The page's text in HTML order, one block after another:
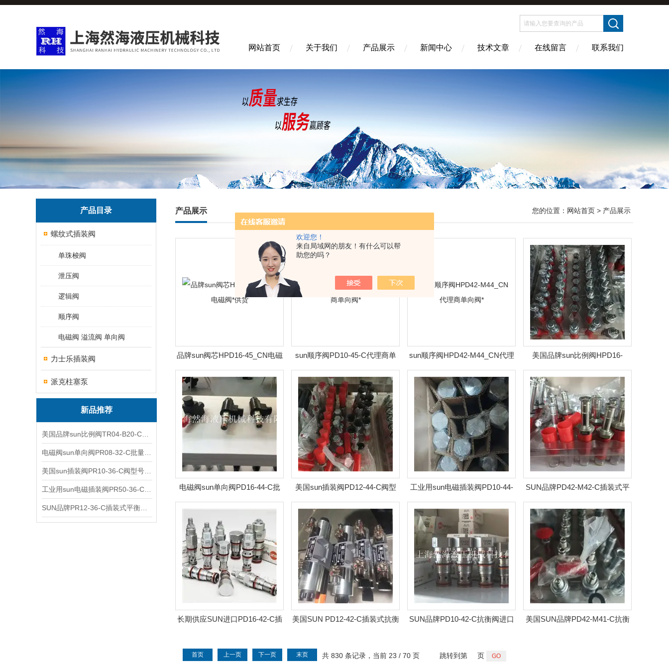
欢迎您！
来自局域网的朋友！有什么可以帮
助您的吗？
网站首页 关于我们 产品展示 新闻中心 技术文章 在线留言 联系我们
产品目录
螺纹式插装阀
单珠梭阀
泄压阀
逻辑阀
顺序阀
电磁阀 溢流阀 单向阀
力士乐插装阀
派克柱塞泵
新品推荐
产品展示 您的位置： 网站首页 > 产品展示
品牌sun阀芯HPD16-45_CN电磁
阀*供货
sun顺序阀PD10-45-C代理商单
向阀*
sun顺序阀HPD42-M44_CN代理
商单向阀*
美国品牌sun比例阀HPD16-
44_CN可靠品质
电磁阀sun单向阀PD16-44-C批
量出售
美国sun插装阀PD12-44-C阀型
号齐全
工业用sun电磁插装阀PD10-44-
C报价
SUN品牌PD42-M42-C插装式平
衡阀询价
长期供应SUN进口PD16-42-C插
美国SUN PD12-42-C插装式抗衡
SUN品牌PD10-42-C抗衡阀进口
美国SUN品牌PD42-M41-C抗衡
共 830 条记录，当前 23 / 70 页
首页 上一页 下一页 末页 跳转到第 页